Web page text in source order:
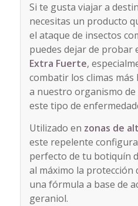
Si te gusta viajar a
necesitas un producto
el ataque de insectos
puedes dejar de probar
Extra Fuerte,
combatir los climas
a nuestro organismo
este tipo de
Utilizado en zonas de
este repelente
perfecto de tu botiquín
al máximo la protección
una fórmula a base de
geraniol.